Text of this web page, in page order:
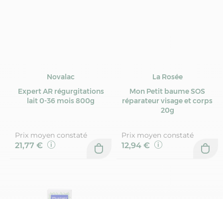
Novalac
Expert AR régurgitations
lait 0-36 mois 800g
Prix moyen constaté
21,77 €
La Rosée
Mon Petit baume SOS
réparateur visage et corps
20g
Prix moyen constaté
12,94 €